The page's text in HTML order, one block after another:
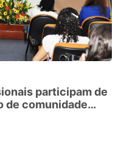
participam de
de comunidade